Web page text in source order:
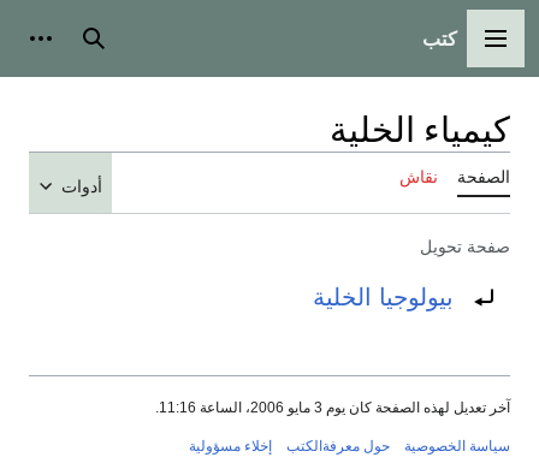
القائمة الرئيسية
كتب بحث
كيمياء الخلية
الصفحة نقاش أدوات
صفحة تحويل
تحويل إلى:بيولوجيا الخلية
آخر تعديل لهذه الصفحة كان يوم 3 مايو 2006، الساعة 11:16.
سياسة الخصوصية حول معرفةالكتب إخلاء مسؤولية